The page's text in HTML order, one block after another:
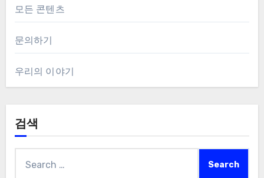
모든 콘텐츠
문의하기
우리의 이야기
검색
for: